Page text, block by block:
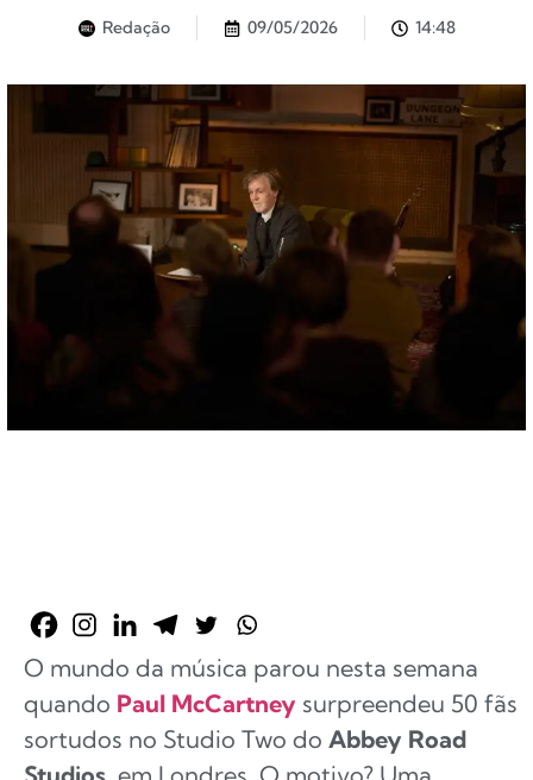
Redação 09/05/2026 14:48
O mundo da música parou nesta semana
quando Paul McCartney surpreendeu 50 fãs
sortudos no Studio Two do Abbey Road